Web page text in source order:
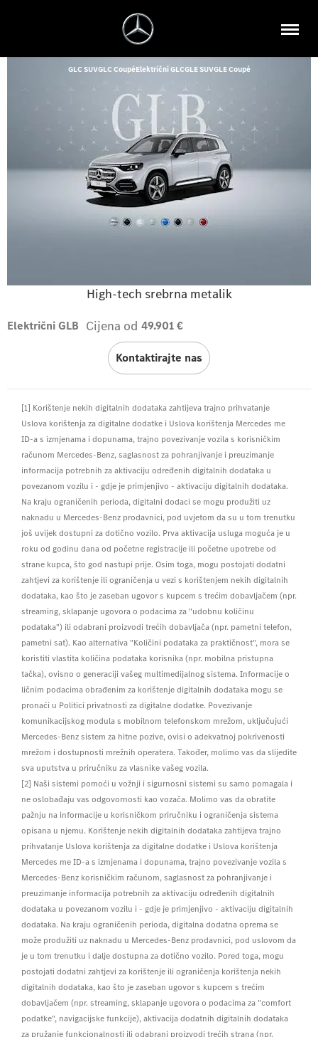
High-tech srebrna metalik
GLC SUVGLC CoupéElektrični GLCGLE SUVGLE Coupé
Električni GLB Cijena od 49.901 €
Kontaktirajte nas
[1] Korištenje nekih digitalnih dodataka zahtijeva trajno prihvatanje
Uslova korištenja za digitalne dodatke i Uslova korištenja Mercedes me
ID-a s izmjenama i dopunama, trajno povezivanje vozila s korisničkim
računom Mercedes-Benz, saglasnost za pohranjivanje i preuzimanje
informacija potrebnih za aktivaciju određenih digitalnih dodataka u
povezanom vozilu i - gdje je primjenjivo - aktivaciju digitalnih dodataka.
Na kraju ograničenih perioda, digitalni dodaci se mogu produžiti uz
naknadu u Mercedes-Benz prodavnici, pod uvjetom da su u tom trenutku
još uvijek dostupni za dotično vozilo. Prva aktivacija usluga moguća je u
roku od godinu dana od početne registracije ili početne upotrebe od
strane kupca, što god nastupi prije. Osim toga, mogu postojati dodatni
zahtjevi za korištenje ili ograničenja u vezi s korištenjem nekih digitalnih
dodataka, kao što je zaseban ugovor s kupcem s trećim dobavljačem (npr.
streaming, sklapanje ugovora o podacima za "udobnu količinu
podataka") ili odabrani proizvodi trećih dobavljača (npr. pametni telefon,
pametni sat). Kao alternativa "Količini podataka za praktičnost", mora se
koristiti vlastita količina podataka korisnika (npr. mobilna pristupna
tačka), ovisno o generaciji vašeg multimedijalnog sistema. Informacije o
ličnim podacima obrađenim za korištenje digitalnih dodataka mogu se
pronaći u Politici privatnosti za digitalne dodatke. Povezivanje
komunikacijskog modula s mobilnom telefonskom mrežom, uključujući
Mercedes-Benz sistem za hitne pozive, ovisi o adekvatnoj pokrivenosti
mrežom i dostupnosti mrežnih operatera. Također, molimo vas da slijedite
sva uputstva u priručniku za vlasnike vašeg vozila.
[2] Naši sistemi pomoći u vožnji i sigurnosni sistemi su samo pomagala i
ne oslobađaju vas odgovornosti kao vozača. Molimo vas da obratite
pažnju na informacije u korisničkom priručniku i ograničenja sistema
opisana u njemu. Korištenje nekih digitalnih dodataka zahtijeva trajno
prihvatanje Uslova korištenja za digitalne dodatke i Uslova korištenja
Mercedes me ID-a s izmjenama i dopunama, trajno povezivanje vozila s
Mercedes-Benz korisničkim računom, saglasnost za pohranjivanje i
preuzimanje informacija potrebnih za aktivaciju određenih digitalnih
dodataka u povezanom vozilu i - gdje je primjenjivo - aktivaciju digitalnih
dodataka. Na kraju ograničenih perioda, digitalna dodatna oprema se
može produžiti uz naknadu u Mercedes-Benz prodavnici, pod uslovom da
je u tom trenutku i dalje dostupna za dotično vozilo. Pored toga, mogu
postojati dodatni zahtjevi za korištenje ili ograničenja korištenja nekih
digitalnih dodataka, kao što je zaseban ugovor s kupcem s trećim
dobavljačem (npr. streaming, sklapanje ugovora o podacima za "comfort
podatke", navigacijske funkcije), aktivacija dodatnih digitalnih dodataka
za pružanje funkcionalnosti ili odabrani proizvodi trećih strana (npr.